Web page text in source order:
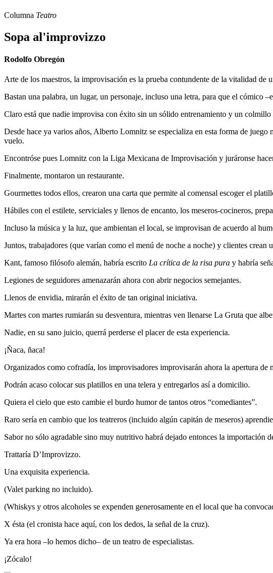
Columna Teatro
Sopa al'improvizzo
Rodolfo Obregón
Arte de los maestros, la improvisación es la prueba contundente de la vitalidad de
Bastan una palabra, un lugar, un personaje, incluso una letra, para que el cómico
Claro está que nadie improvisa con éxito sin un sólido entrenamiento y un colmillo
Desde hace ya varios años, Alberto Lomnitz se especializa en esta forma de juego
vuelo.
Encontróse pues Lomnitz con la Liga Mexicana de Improvisación y juráronse
Finalmente, montaron un restaurante.
Gourmettes todos ellos, crearon una carta que permite al comensal escoger el
Hábiles con el estilete, serviciales y llenos de encanto, los meseros-cocineros,
Incluso la música y la luz, que ambientan el local, se improvisan de acuerdo al
Juntos, trabajadores (que varían como el menú de noche a noche) y clientes crean
Kant, famoso filósofo alemán, habría escrito La crítica de la risa pura y habría
Legiones de seguidores amenazarán ahora con abrir negocios semejantes.
Llenos de envidia, mirarán el éxito de tan original iniciativa.
Martes con martes rumiarán su desventura, mientras ven llenarse La Gruta que
Nadie, en su sano juicio, querrá perderse el placer de esta experiencia.
¡Ñaca, ñaca!
Organizados como cofradía, los improvisadores improvisarán ahora la apertura de
Podrán acaso colocar sus platillos en una telera y entregarlos así a domicilio.
Quiera el cielo que esto cambie el burdo humor de tantos otros “comediantes”.
Raro sería en cambio que los teatreros (incluido algún capitán de meseros)
Sabor no sólo agradable sino muy nutritivo habrá dejado entonces la importación
Trattaría D’Improvizzo.
Una exquisita experiencia.
(Valet parking no incluido).
(Whiskys y otros alcoholes se expenden generosamente en el local que ha
X ésta (el cronista hace aquí, con los dedos, la señal de la cruz).
Ya era hora –lo hemos dicho– de un teatro de especialistas.
¡Zócalo!